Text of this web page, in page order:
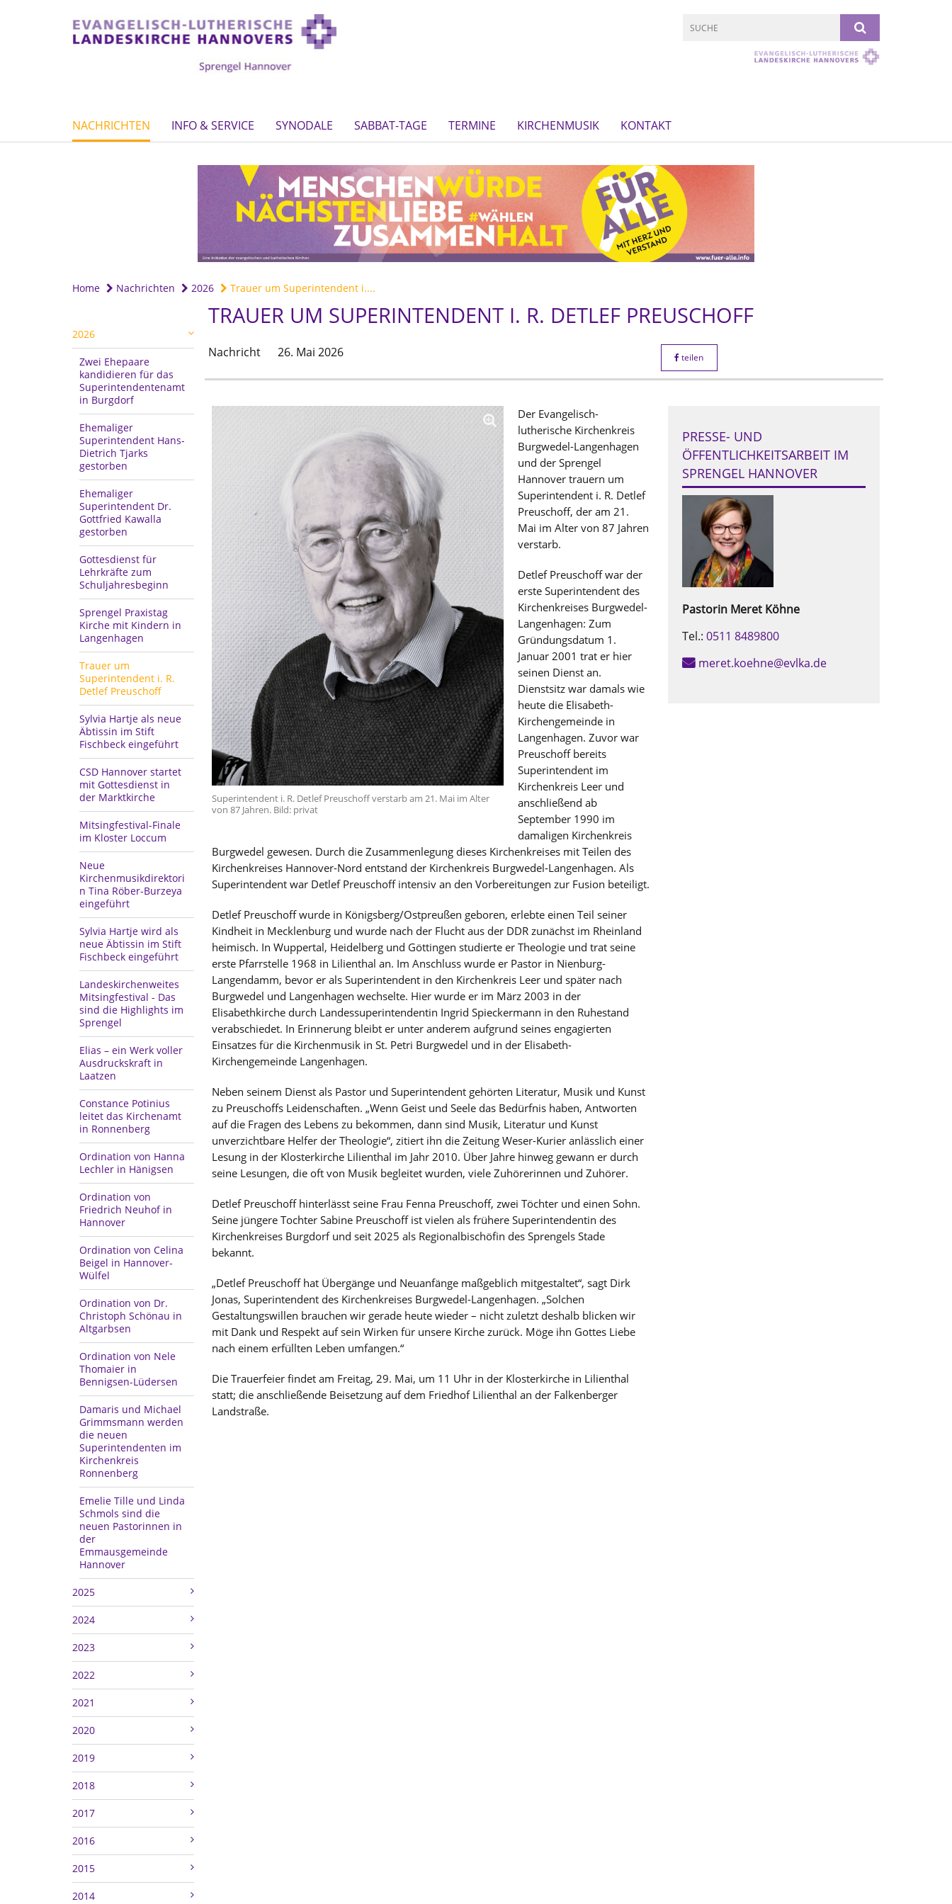
NACHRICHTEN INFO & SERVICE SYNODALE SABBAT-TAGE TERMINE KIRCHENMUSIK KONTAKT
Home Nachrichten 2026 Trauer um Superintendent i....
2026
Zwei Ehepaare
kandidieren für das
Superintendentenamt
in Burgdorf
Ehemaliger
Superintendent Hans-
Dietrich Tjarks
gestorben
Ehemaliger
Superintendent Dr.
Gottfried Kawalla
gestorben
Gottesdienst für
Lehrkräfte zum
Schuljahresbeginn
Sprengel Praxistag
Kirche mit Kindern in
Langenhagen
Trauer um
Superintendent i. R.
Detlef Preuschoff
Sylvia Hartje als neue
Äbtissin im Stift
Fischbeck eingeführt
CSD Hannover startet
mit Gottesdienst in
der Marktkirche
Mitsingfestival-Finale
im Kloster Loccum
Neue
Kirchenmusikdirektori
n Tina Röber-Burzeya
eingeführt
Sylvia Hartje wird als
neue Äbtissin im Stift
Fischbeck eingeführt
Landeskirchenweites
Mitsingfestival - Das
sind die Highlights im
Sprengel
Elias – ein Werk voller
Ausdruckskraft in
Laatzen
Constance Potinius
leitet das Kirchenamt
in Ronnenberg
Ordination von Hanna
Lechler in Hänigsen
Ordination von
Friedrich Neuhof in
Hannover
Ordination von Celina
Beigel in Hannover-
Wülfel
Ordination von Dr.
Christoph Schönau in
Altgarbsen
Ordination von Nele
Thomaier in
Bennigsen-Lüdersen
Damaris und Michael
Grimmsmann werden
die neuen
Superintendenten im
Kirchenkreis
Ronnenberg
Emelie Tille und Linda
Schmols sind die
neuen Pastorinnen in
der
Emmausgemeinde
Hannover
2025
2024
2023
2022
2021
2020
2019
2018
2017
2016
2015
2014
TRAUER UM SUPERINTENDENT I. R. DETLEF PREUSCHOFF
Nachricht 26. Mai 2026 teilen
Superintendent i. R. Detlef Preuschoff verstarb am 21. Mai im Alter
von 87 Jahren. Bild: privat
Der Evangelisch-
lutherische Kirchenkreis
Burgwedel-Langenhagen
und der Sprengel
Hannover trauern um
Superintendent i. R. Detlef
Preuschoff, der am 21.
Mai im Alter von 87 Jahren
verstarb.
Detlef Preuschoff war der
erste Superintendent des
Kirchenkreises Burgwedel-
Langenhagen: Zum
Gründungsdatum 1.
Januar 2001 trat er hier
seinen Dienst an.
Dienstsitz war damals wie
heute die Elisabeth-
Kirchengemeinde in
Langenhagen. Zuvor war
Preuschoff bereits
Superintendent im
Kirchenkreis Leer und
anschließend ab
September 1990 im
damaligen Kirchenkreis
Burgwedel gewesen. Durch die Zusammenlegung dieses Kirchenkreises mit Teilen des
Kirchenkreises Hannover-Nord entstand der Kirchenkreis Burgwedel-Langenhagen. Als
Superintendent war Detlef Preuschoff intensiv an den Vorbereitungen zur Fusion beteiligt.
Detlef Preuschoff wurde in Königsberg/Ostpreußen geboren, erlebte einen Teil seiner
Kindheit in Mecklenburg und wurde nach der Flucht aus der DDR zunächst im Rheinland
heimisch. In Wuppertal, Heidelberg und Göttingen studierte er Theologie und trat seine
erste Pfarrstelle 1968 in Lilienthal an. Im Anschluss wurde er Pastor in Nienburg-
Langendamm, bevor er als Superintendent in den Kirchenkreis Leer und später nach
Burgwedel und Langenhagen wechselte. Hier wurde er im März 2003 in der
Elisabethkirche durch Landessuperintendentin Ingrid Spieckermann in den Ruhestand
verabschiedet. In Erinnerung bleibt er unter anderem aufgrund seines engagierten
Einsatzes für die Kirchenmusik in St. Petri Burgwedel und in der Elisabeth-
Kirchengemeinde Langenhagen.
Neben seinem Dienst als Pastor und Superintendent gehörten Literatur, Musik und Kunst
zu Preuschoffs Leidenschaften. „Wenn Geist und Seele das Bedürfnis haben, Antworten
auf die Fragen des Lebens zu bekommen, dann sind Musik, Literatur und Kunst
unverzichtbare Helfer der Theologie“, zitiert ihn die Zeitung Weser-Kurier anlässlich einer
Lesung in der Klosterkirche Lilienthal im Jahr 2010. Über Jahre hinweg gewann er durch
seine Lesungen, die oft von Musik begleitet wurden, viele Zuhörerinnen und Zuhörer.
Detlef Preuschoff hinterlässt seine Frau Fenna Preuschoff, zwei Töchter und einen Sohn.
Seine jüngere Tochter Sabine Preuschoff ist vielen als frühere Superintendentin des
Kirchenkreises Burgdorf und seit 2025 als Regionalbischöfin des Sprengels Stade
bekannt.
„Detlef Preuschoff hat Übergänge und Neuanfänge maßgeblich mitgestaltet“, sagt Dirk
Jonas, Superintendent des Kirchenkreises Burgwedel-Langenhagen. „Solchen
Gestaltungswillen brauchen wir gerade heute wieder – nicht zuletzt deshalb blicken wir
mit Dank und Respekt auf sein Wirken für unsere Kirche zurück. Möge ihn Gottes Liebe
nach einem erfüllten Leben umfangen.“
Die Trauerfeier findet am Freitag, 29. Mai, um 11 Uhr in der Klosterkirche in Lilienthal
statt; die anschließende Beisetzung auf dem Friedhof Lilienthal an der Falkenberger
Landstraße.
PRESSE- UND
ÖFFENTLICHKEITSARBEIT IM
SPRENGEL HANNOVER
Pastorin Meret Köhne
Tel.: 0511 8489800
meret.koehne@evlka.de